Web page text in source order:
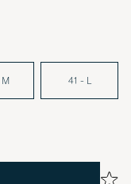
41 - L